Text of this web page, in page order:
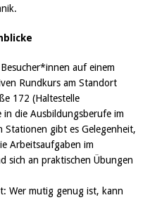
auf einem
Rundkurs am Standort
172 (Haltestelle
in die Ausbildungsberufe im
Stationen gibt es Gelegenheit,
Arbeitsaufgaben im
sich an praktischen Übungen
Wer mutig genug ist, kann